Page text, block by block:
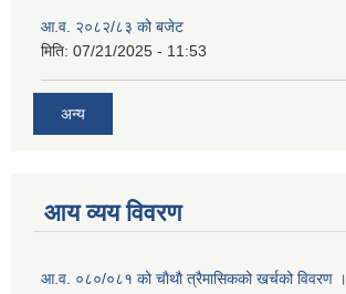
आ.व. २०८२/८३ को बजेट
मिति: 07/21/2025 - 11:53
अन्य
आय व्यय विवरण
आ.व. ०८०/०८१ को चाैथाै त्रैमासिकको खर्चको विवरण ।